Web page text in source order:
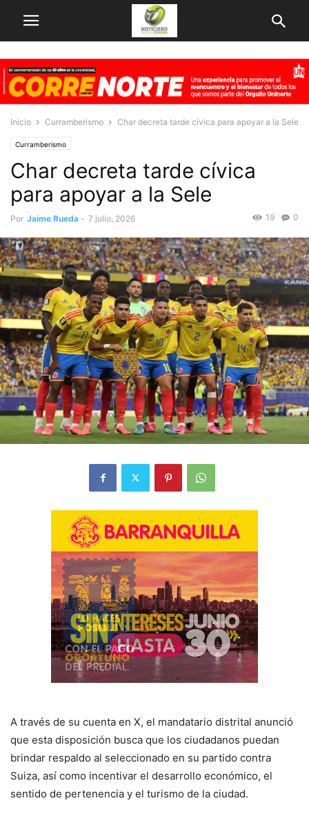
Inicio Curramberismo Char decreta tarde cívica para apoyar a la Sele
Curramberismo
Char decreta tarde cívica
para apoyar a la Sele
Por Jaime Rueda - 7 julio, 2026 0
19
A través de su cuenta en X, el mandatario distrital anunció
que esta disposición busca que los ciudadanos puedan
brindar respaldo al seleccionado en su partido contra
Suiza, así como incentivar el desarrollo económico, el
sentido de pertenencia y el turismo de la ciudad.